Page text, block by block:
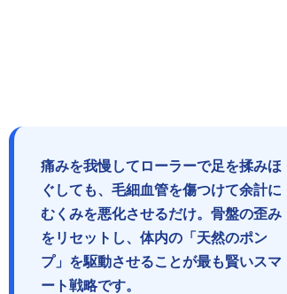
痛みを我慢してローラーで足を揉みほ
ぐしても、毛細血管を傷つけて余計に
むくみを悪化させるだけ。骨盤の歪み
をリセットし、体内の「天然のポン
プ」を駆動させることが最も賢いスマ
ート戦略です。